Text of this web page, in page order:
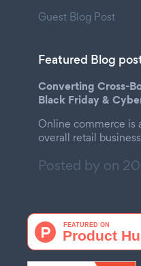
Guest Blog Post
Featured Blog
Converting Cross-
Black Friday &
Online commerce is
overall retail
Posted by on